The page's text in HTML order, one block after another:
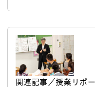
関連記事／授業リポ